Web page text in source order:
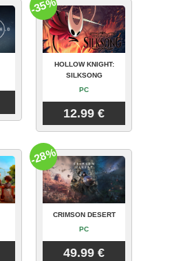
HOLLOW KNIGHT:
SILKSONG
PC
12.99 €
-35%
CRIMSON DESERT
PC
49.99 €
-28%